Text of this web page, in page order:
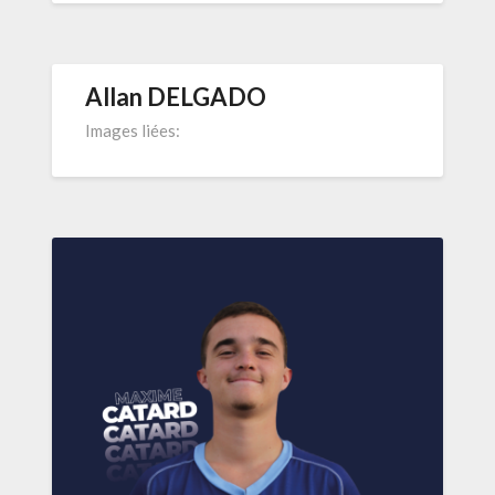
Allan DELGADO
Images liées: